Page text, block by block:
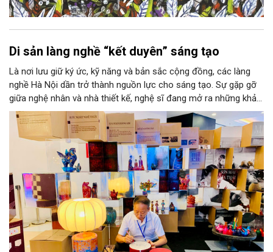
Di sản làng nghề “kết duyên” sáng tạo
Là nơi lưu giữ ký ức, kỹ năng và bản sắc cộng đồng, các làng
nghề Hà Nội dần trở thành nguồn lực cho sáng tạo. Sự gặp gỡ
giữa nghệ nhân và nhà thiết kế, nghệ sĩ đang mở ra những khả
năng phát triển mới cho thủ công đương đại trên nền tảng di
sản. Từ những cuộc “kết duyên” đầy cảm hứng ấy, Hà Nội đang
khơi thông mạch ngầm của hệ sinh thái thủ công, biến vốn cổ
thành động lực bền vững cho tương lai.